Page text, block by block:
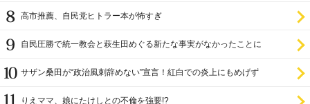
高市推薦、自民党ヒトラー本が怖すぎ
自民圧勝で統一教会と萩生田めぐる新たな事実がなかったことに
サザン桑田が“政治風刺辞めない”宣言！紅白での炎上にもめげず
りえママ、娘にたけしとの不倫を強要!?